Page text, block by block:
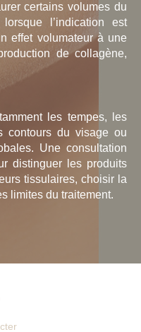
certains volumes du
l’indication est
effet volumateur à une
de collagène,
les tempes, les
contours du visage ou
Une consultation
distinguer les produits
tissulaires, choisir la
limites du traitement.